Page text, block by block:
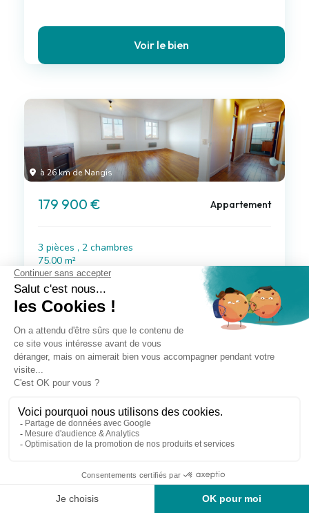
Voir le bien
à 26 km de Nangis
179 900 € Appartement
3 pièces , 2 chambres
75.00 m²
Voir le bien
Appartement